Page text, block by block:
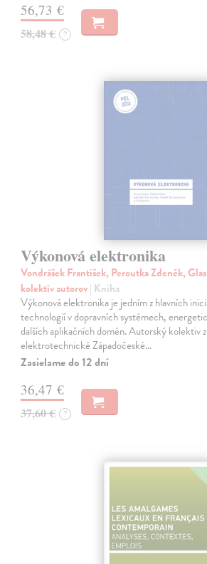
56,73 €
58,48 € ?
Výkonová elektronika
Vondrášek František, Peroutka Zdeněk,
kolektív autorov| Kniha
Výkonová elektronika je jedním z hlavních
technologií v dopravních systémech,
dalších aplikačních domén. Autorský kolektiv
elektrotechnické Západočeské…
Zasielame do 12 dní
36,47 €
37,60 € ?